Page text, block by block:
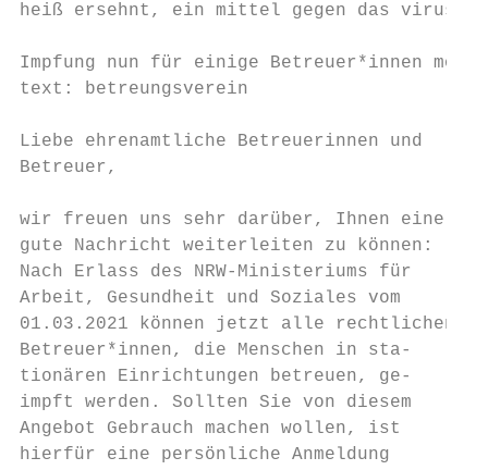
heiß ersehnt, ein mittel gegen das virus
Impfung nun für einige Betreuer*innen
text: betreungsverein
Liebe ehrenamtliche Betreuerinnen und
Betreuer,
wir freuen uns sehr darüber, Ihnen eine
gute Nachricht weiterleiten zu können:
Nach Erlass des NRW-Ministeriums für
Arbeit, Gesundheit und Soziales vom
01.03.2021 können jetzt alle rechtlichen
Betreuer*innen, die Menschen in sta-
tionären Einrichtungen betreuen, ge-
impft werden. Sollten Sie von diesem
Angebot Gebrauch machen wollen, ist
hierfür eine persönliche Anmeldung